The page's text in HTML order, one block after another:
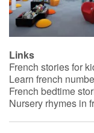
Links
French stories for
Learn french
French bedtime
Nursery rhymes in